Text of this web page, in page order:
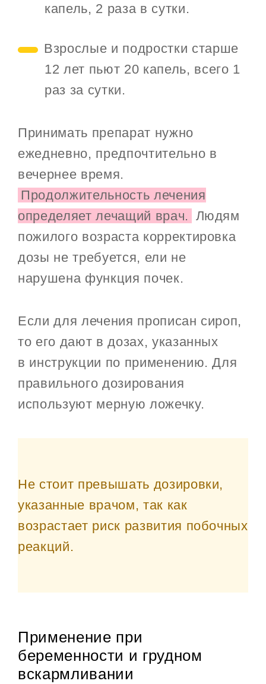
капель, 2 раза в сутки.
Взрослые и подростки старше
12 лет пьют 20 капель, всего 1
раз за сутки.
Принимать препарат нужно
ежедневно, предпочтительно в
вечернее время.
Продолжительность лечения
определяет лечащий врач. Людям
пожилого возраста корректировка
дозы не требуется, ели не
нарушена функция почек.
Если для лечения прописан сироп,
то его дают в дозах, указанных
в инструкции по применению. Для
правильного дозирования
используют мерную ложечку.
Не стоит превышать дозировки,
указанные врачом, так как
возрастает риск развития побочных
реакций.
Применение при
беременности и грудном
вскармливании